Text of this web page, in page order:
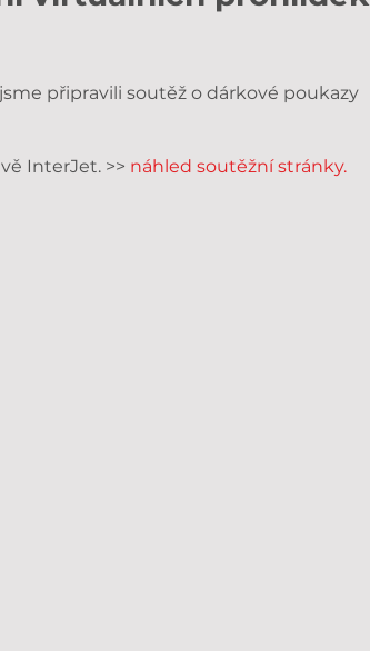
připravili soutěž o dárkové poukazy
InterJet. >> náhled soutěžní stránky.